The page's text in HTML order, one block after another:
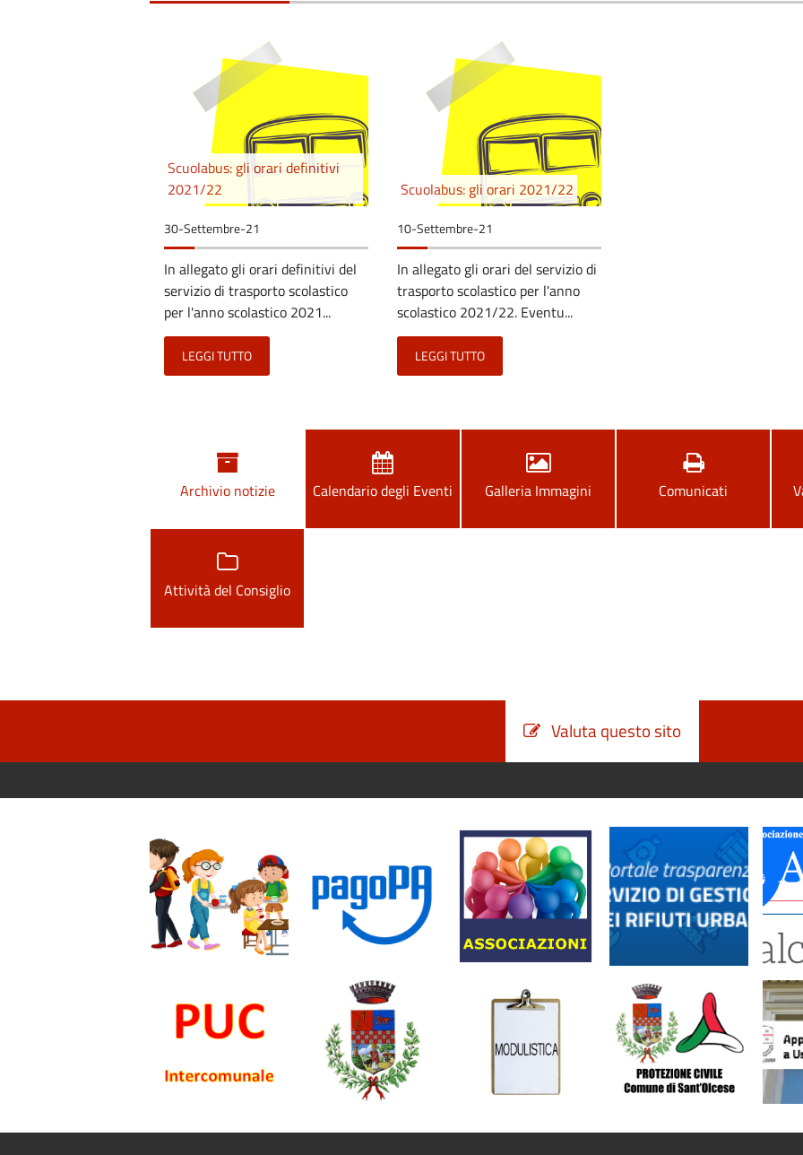
Scuolabus: gli orari definitivi
2021/22
30-Settembre-21
In allegato gli orari definitivi del
servizio di trasporto scolastico
per l'anno scolastico 2021...
LEGGI TUTTO
Scuolabus: gli orari 2021/22
10-Settembre-21
In allegato gli orari del servizio di
trasporto scolastico per l'anno
scolastico 2021/22. Eventu...
LEGGI TUTTO
Archivio notizie Calendario degli Eventi Galleria Immagini Comunicati
Attività del Consiglio
Valuta questo sito